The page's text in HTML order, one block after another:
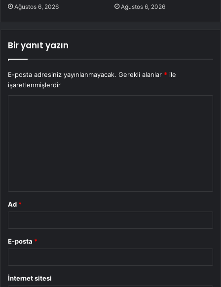
Ağustos 6, 2026 Ağustos 6, 2026
Bir yanıt yazın
E-posta adresiniz yayınlanmayacak. Gerekli alanlar * ile
işaretlenmişlerdir
Ad *
E-posta *
İnternet sitesi